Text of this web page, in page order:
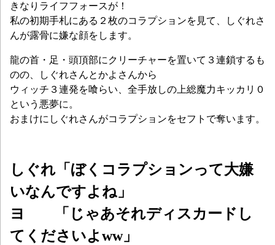
きなりライフフォースが！
私の初期手札にある２枚のコラプションを見て、しぐれさ
んが露骨に嫌な顔をします。
龍の首・足・頭頂部にクリーチャーを置いて３連鎖するも
のの、しぐれさんとかよさんから
ウィッチ３連発を喰らい、全手放しの上総魔力キッカリ０
という悪夢に。
おまけにしぐれさんがコラプションをセフトで奪います。
しぐれ「ぼくコラプションって大嫌
いなんですよね」
ヨ 「じゃあそれディスカードし
てくださいよww」